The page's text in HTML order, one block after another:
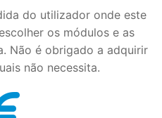
do utilizador onde este
os módulos e as
Não é obrigado a adquirir
não necessita.